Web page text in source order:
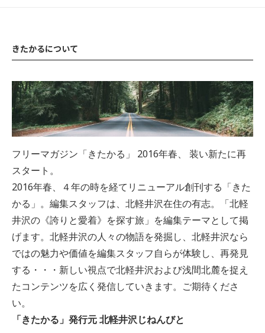
きたかるについて
フリーマガジン「きたかる」 2016年春、 装い新たに再
スタート。
2016年春、４年の時を経てリニューアル創刊する「きた
かる」。編集スタッフは、北軽井沢在住の有志。「北軽
井沢の《誇りと愛着》を探す旅」を編集テーマとして掲
げます。北軽井沢の人々の物語を発掘し、北軽井沢なら
ではの魅力や価値を編集スタッフ自らが体験し、再発見
する・・・新しい視点で北軽井沢および浅間北麓を捉え
たコンテンツを広く発信していきます。ご期待くださ
い。
「きたかる」発行元 北軽井沢じねんびと